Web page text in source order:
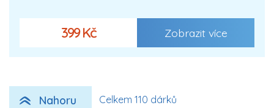
399 Kč Zobrazit více
Nahoru Celkem 110 dárků